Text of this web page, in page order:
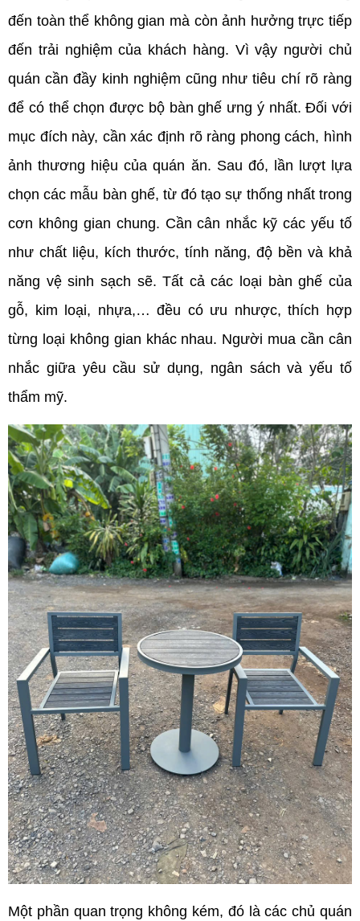
đến toàn thể không gian mà còn ảnh hưởng trực tiếp
đến trải nghiệm của khách hàng. Vì vậy người chủ
quán cần đầy kinh nghiệm cũng như tiêu chí rõ ràng
để có thể chọn được bộ bàn ghế ưng ý nhất. Đối với
mục đích này, cần xác định rõ ràng phong cách, hình
ảnh thương hiệu của quán ăn. Sau đó, lần lượt lựa
chọn các mẫu bàn ghế, từ đó tạo sự thống nhất trong
cơn không gian chung. Cần cân nhắc kỹ các yếu tố
như chất liệu, kích thước, tính năng, độ bền và khả
năng vệ sinh sạch sẽ. Tất cả các loại bàn ghế của
gỗ, kim loại, nhựa,… đều có ưu nhược, thích hợp
từng loại không gian khác nhau. Người mua cần cân
nhắc giữa yêu cầu sử dụng, ngân sách và yếu tố
thẩm mỹ.
Một phần quan trọng không kém, đó là các chủ quán